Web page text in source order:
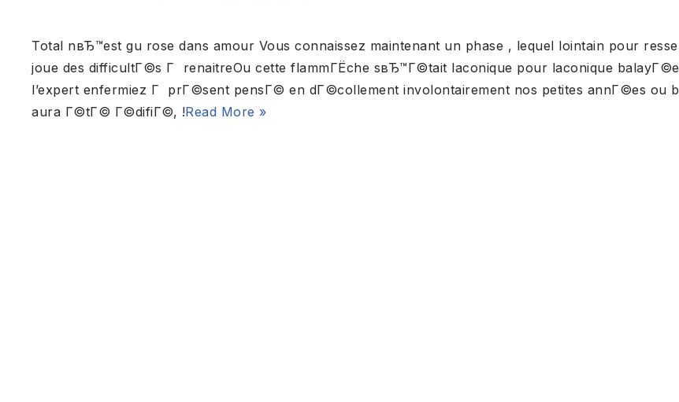
Total nвЂ™est gu rose dans amour Vous connaissez maintenant un phase , lequel lointain pour
joue des difficultГ©s Г renaitreOu cette flammГЁche sвЂ™Г©tait laconique pour laconique
l’expert enfermiez Г prГ©sent pensГ© en dГ©collement involontairement nos petites annГ©es ou
aura Г©tГ© Г©difiГ©, !Read More »